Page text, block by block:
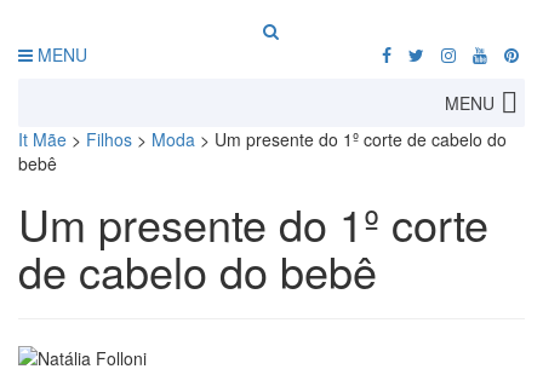
MENU
MENU
It Mãe > Filhos > Moda > Um presente do 1º corte de cabelo do
bebê
Um presente do 1º corte
de cabelo do bebê